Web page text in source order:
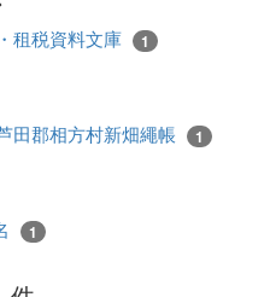
租税資料文庫 1
田郡相方村新畑繩帳 1
1